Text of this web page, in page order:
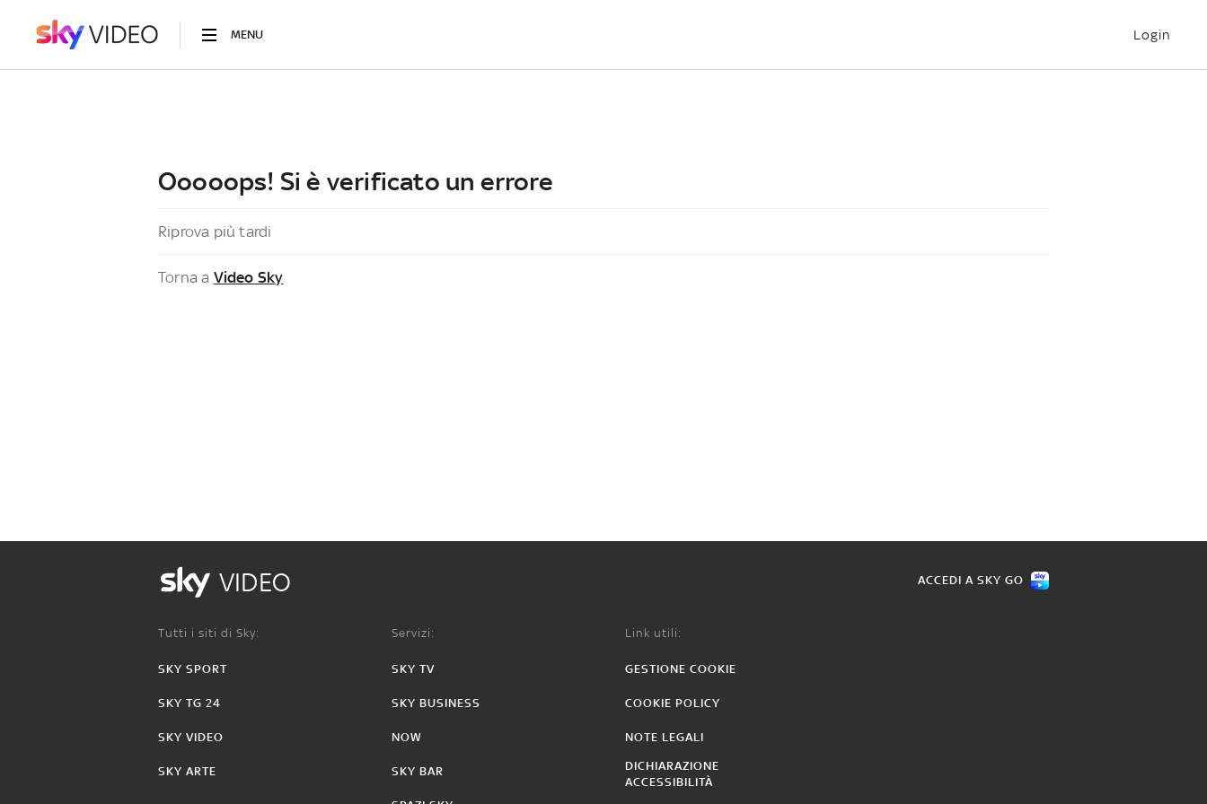
MENU Login
Ooooops! Si è verificato un errore
Riprova più tardi
Torna a Video Sky
VIDEO ACCEDI A SKY GO
Tutti i siti di Sky:
SKY SPORT
SKY TG 24
SKY VIDEO
SKY ARTE
Servizi:
SKY TV
SKY BUSINESS
NOW
SKY BAR
Link utili:
GESTIONE COOKIE
COOKIE POLICY
NOTE LEGALI
DICHIARAZIONE
ACCESSIBILITÀ